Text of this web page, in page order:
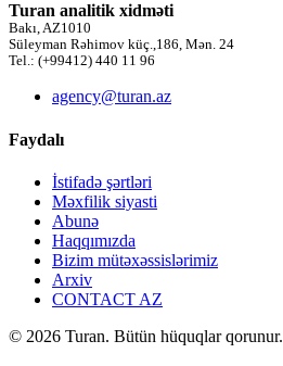
Turan analitik xidməti
Bakı, AZ1010
Süleyman Rəhimov küç.,186, Mən. 24
Tel.: (+99412) 440 11 96
agency@turan.az
Faydalı
İstifadə şərtləri
Məxfilik siyasti
Abunə
Haqqımızda
Bizim mütəxəssislərimiz
Arxiv
CONTACT AZ
© 2026 Turan. Bütün hüquqlar qorunur.